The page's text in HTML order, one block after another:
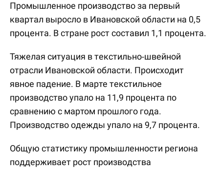
Промышленное производство за первый
квартал выросло в Ивановской области на 0,5
процента. В стране рост составил 1,1 процента.
Тяжелая ситуация в текстильно-швейной
отрасли Ивановской области. Происходит
явное падение. В марте текстильное
производство упало на 11,9 процента по
сравнению с мартом прошлого года.
Производство одежды упало на 9,7 процента.
Общую статистику промышленности региона
поддерживает рост производства